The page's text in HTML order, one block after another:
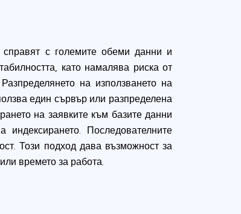
справят с големите обеми данни и
като намалява риска от
на използването на
един сървър или разпределена
на заявките към базите данни
Последователните
Този подход дава възможност за
времето за работа.